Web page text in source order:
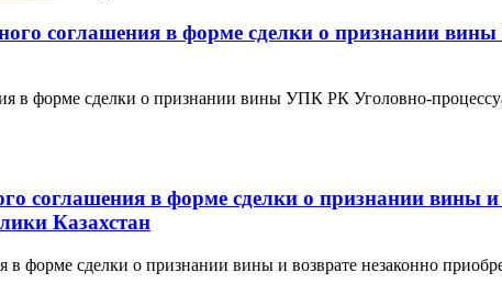
соглашения в форме сделки о признании
в форме сделки о признании вины УПК РК Уголовно-
соглашения в форме сделки о признании вины
Казахстан
в форме сделки о признании вины и возврате незаконно